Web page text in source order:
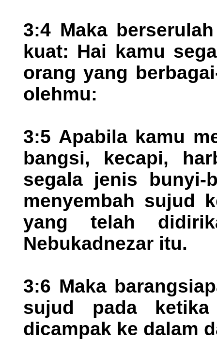
3:4 Maka
kuat: Hai kamu
orang yang
olehmu:
3:5 Apabila kamu
bangsi, kecapi,
segala jenis bunyi-
menyembah sujud
yang telah
Nebukadnezar itu.
3:6 Maka
sujud pada
dicampak ke dalam